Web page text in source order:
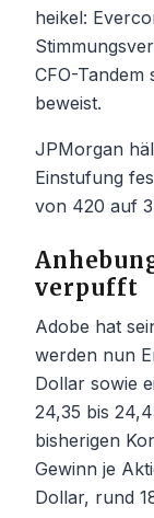
heikel:
CFO-
beweist.
JPMorgan
Einstufung
von 420 auf
verpufft
Adobe hat
werden nun
Dollar sowie
24,35 bis
bisherigen
Gewinn je
Dollar, rund